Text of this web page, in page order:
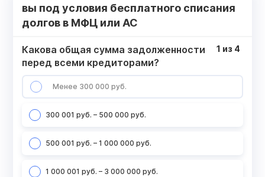
вы под условия бесплатного списания
долгов в МФЦ или АС
Какова общая сумма задолженности
перед всеми кредиторами?
Менее 300 000 руб.
300 001 руб. – 500 000 руб.
500 001 руб. – 1 000 000 руб.
1 000 001 руб. – 3 000 000 руб.
1 из 4